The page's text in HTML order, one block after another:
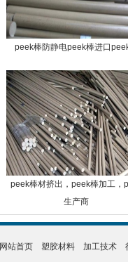
peek棒防静电peek棒进口
peek棒材挤出，peek棒加工，
生产商
网站首页 塑胶材料 加工技术